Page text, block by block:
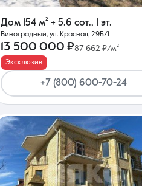
Дом 154 м² + 5.6 сот., 1 эт.
Виноградный, ул. Красная, 29Б/1
13 500 000 ₽87 662 ₽/м²
Эксклюзив
+7 (800) 600-70-24